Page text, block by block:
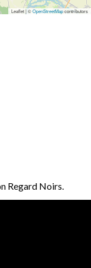
Leaflet | ©OpenStreetMapcontributors
Regard Noirs.